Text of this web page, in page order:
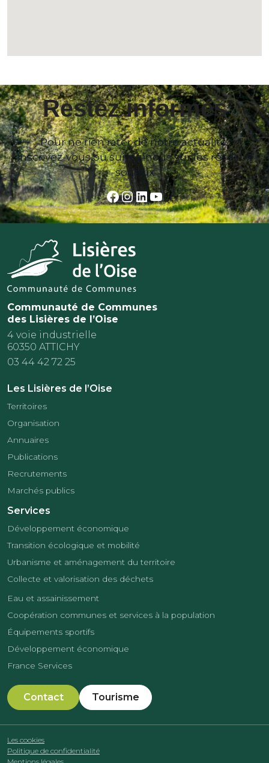
Restez informés
Pour ne rien rater de notre actualité,
inscrivez-vous ou suivez-nous sur les réseaux
sociaux
Facebook
Instagram
LinkedIn
YouTube
Communauté de Communes
des Lisières de l’Oise
4 voie industrielle
60350 ATTICHY
03 44 42 72 25
Les Lisières de l’Oise
Territoires
Organisation
Annuaires
Publications
Recrutements
Marchés publics
Services
Développement économique
Transition écologique et mobilité
Urbanisme et aménagement du territoire
Collecte et valorisation des déchets
Eau et assainissement
Coopération communes et services à la population
Équipements sportifs
Développement économique
France Services
Contact Tourisme
Les cookies
Politique de confidentialité